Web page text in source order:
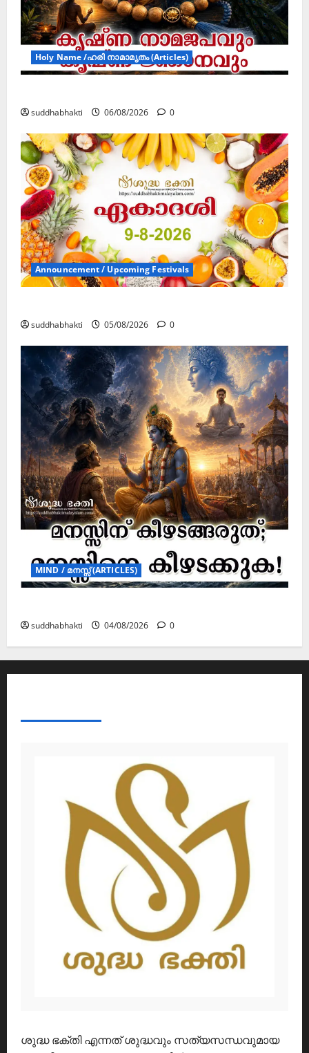
Holy Name /ഹരി നാമാമൃതം (Articles)
suddhabhakti 06/08/2026 0
Announcement / Upcoming Festivals
suddhabhakti 05/08/2026 0
MIND / മനസ്സ് (ARTICLES)
suddhabhakti 04/08/2026 0
ശുദ്ധ ഭക്തി എന്നത് ശുദ്ധവും സത്യസന്ധവുമായ